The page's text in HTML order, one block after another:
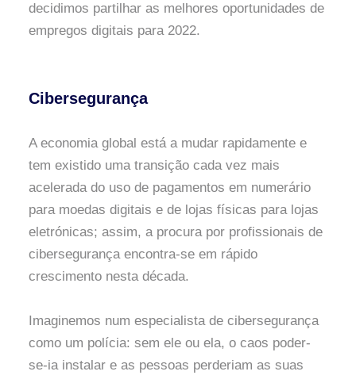
decidimos partilhar as melhores oportunidades de
empregos digitais para 2022.
Cibersegurança
A economia global está a mudar rapidamente e
tem existido uma transição cada vez mais
acelerada do uso de pagamentos em numerário
para moedas digitais e de lojas físicas para lojas
eletrónicas; assim, a procura por profissionais de
cibersegurança encontra-se em rápido
crescimento nesta década.
Imaginemos num especialista de cibersegurança
como um polícia: sem ele ou ela, o caos poder-
se-ia instalar e as pessoas perderiam as suas